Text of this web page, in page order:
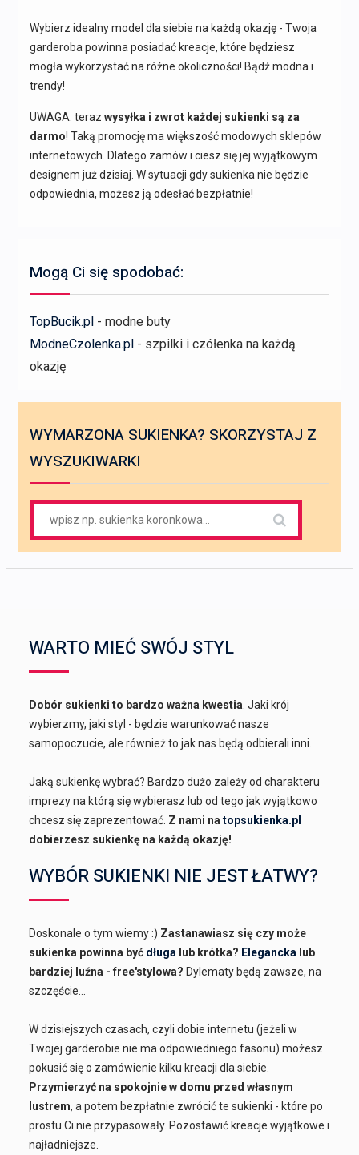
Wybierz idealny model dla siebie na każdą okazję - Twoja
garderoba powinna posiadać kreacje, które będziesz
mogła wykorzystać na różne okoliczności! Bądź modna i
trendy!
UWAGA: teraz wysyłka i zwrot każdej sukienki są za
darmo! Taką promocję ma większość modowych sklepów
internetowych. Dlatego zamów i ciesz się jej wyjątkowym
designem już dzisiaj. W sytuacji gdy sukienka nie będzie
odpowiednia, możesz ją odesłać bezpłatnie!
Mogą Ci się spodobać:
TopBucik.pl - modne buty
ModneCzolenka.pl - szpilki i czółenka na każdą
okazję
WYMARZONA SUKIENKA? SKORZYSTAJ Z
WYSZUKIWARKI
for:
WARTO MIEĆ SWÓJ STYL
Dobór sukienki to bardzo ważna kwestia. Jaki krój
wybierzmy, jaki styl - będzie warunkować nasze
samopoczucie, ale również to jak nas będą odbierali inni.
Jaką sukienkę wybrać? Bardzo dużo zależy od charakteru
imprezy na którą się wybierasz lub od tego jak wyjątkowo
chcesz się zaprezentować. Z nami natopsukienka.pl
dobierzesz sukienkę na każdą okazję!
WYBÓR SUKIENKI NIE JEST ŁATWY?
Doskonale o tym wiemy :) Zastanawiasz się czy może
sukienka powinna być długa lub krótka? Elegancka lub
bardziej luźna - free'stylowa? Dylematy będą zawsze, na
szczęście...
W dzisiejszych czasach, czyli dobie internetu (jeżeli w
Twojej garderobie nie ma odpowiedniego fasonu) możesz
pokusić się o zamówienie kilku kreacji dla siebie.
Przymierzyć na spokojnie w domu przed własnym
lustrem, a potem bezpłatnie zwrócić te sukienki - które po
prostu Ci nie przypasowały. Pozostawić kreacje wyjątkowe i
najładniejsze.